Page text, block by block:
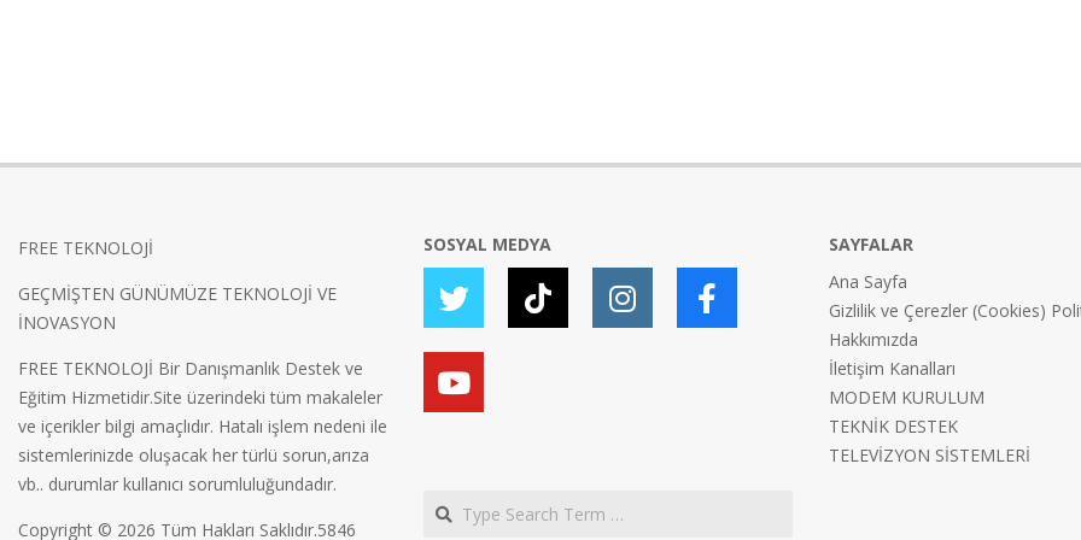
FREE TEKNOLOJİ
GEÇMİŞTEN GÜNÜMÜZE TEKNOLOJİ VE
İNOVASYON
FREE TEKNOLOJİ Bir Danışmanlık Destek ve
Eğitim Hizmetidir.Site üzerindeki tüm makaleler
ve içerikler bilgi amaçlıdır. Hatalı işlem nedeni ile
sistemlerinizde oluşacak her türlü sorun,arıza
vb.. durumlar kullanıcı sorumluluğundadır.
Copyright © 2026 Tüm Hakları Saklıdır.5846
SOSYAL MEDYA
Search
SAYFALAR
Ana Sayfa
Gizlilik ve Çerezler (Cookies)
Hakkımızda
İletişim Kanalları
MODEM KURULUM
TEKNİK DESTEK
TELEVİZYON SİSTEMLERİ